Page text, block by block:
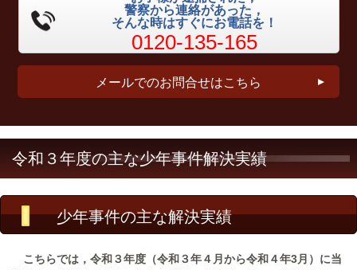
警察から連絡があった，
そんな時はすぐにお電話を！
0120-135-165
メールでのお問合せはこちら
令和３年度の主な少年事件解決実績
少年事件の主な解決実績
こちらでは，令和３年度（令和３年４月から令和４年3月）に当